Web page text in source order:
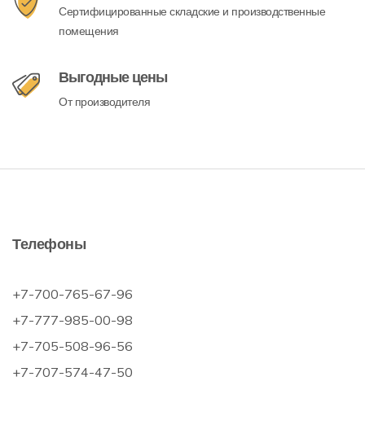
Сертифицированные складские и производственные
помещения
Выгодные цены
От производителя
Телефоны
+7-700-765-67-96
+7-777-985-00-98
+7-705-508-96-56
+7-707-574-47-50